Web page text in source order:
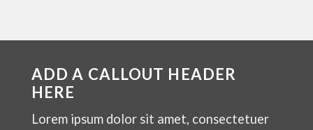
ADD A CALLOUT HEADER
HERE
Lorem ipsum dolor sit amet, consectetuer